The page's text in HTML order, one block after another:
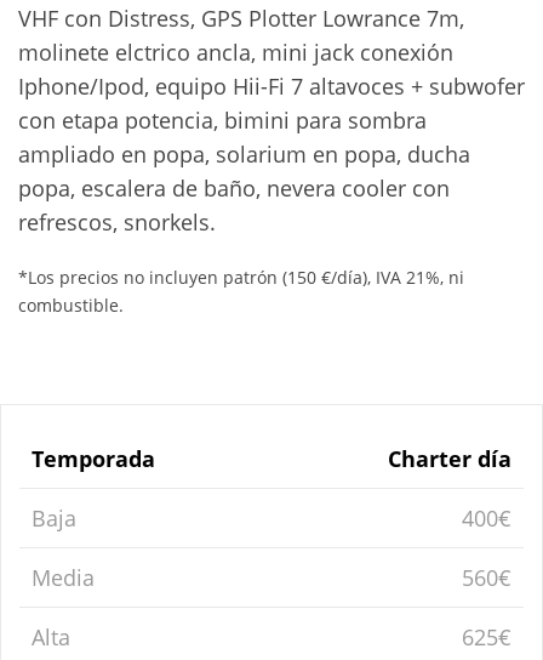
VHF con Distress, GPS Plotter Lowrance 7m,
molinete elctrico ancla, mini jack conexión
Iphone/Ipod, equipo Hii-Fi 7 altavoces + subwofer
con etapa potencia, bimini para sombra
ampliado en popa, solarium en popa, ducha
popa, escalera de baño, nevera cooler con
refrescos, snorkels.
*Los precios no incluyen patrón (150 €/día), IVA 21%, ni
combustible.
Temporada Charter día
Baja 400€
Media 560€
Alta 625€